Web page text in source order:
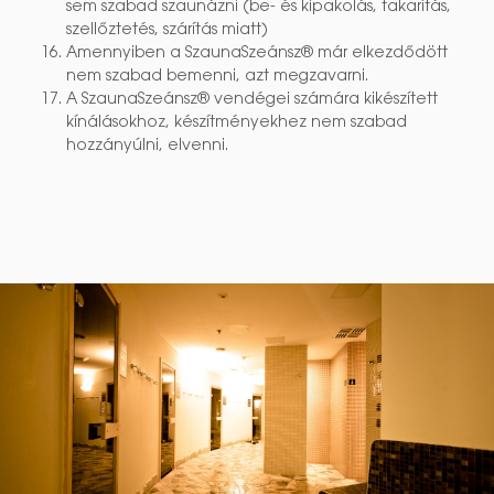
sem szabad szaunázni (be- és kipakolás, takarítás,
szellőztetés, szárítás miatt)
Amennyiben a SzaunaSzeánsz® már elkezdődött
nem szabad bemenni, azt megzavarni.
A SzaunaSzeánsz® vendégei számára kikészített
kínálásokhoz, készítményekhez nem szabad
hozzányúlni, elvenni.